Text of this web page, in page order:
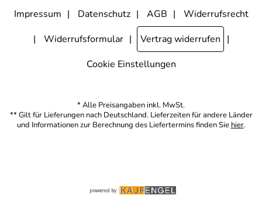
Impressum Datenschutz AGB
Widerrufsrecht
Widerrufsformular
Vertrag widerrufen
Cookie Einstellungen
* Alle Preisangaben inkl. MwSt.
** Gilt für Lieferungen nach Deutschland. Lieferzeiten für andere Länder
und Informationen zur Berechnung des Liefertermins finden Sie hier.